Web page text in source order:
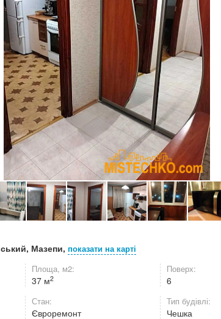
Мазепи, показати на карті
Площа, м2:
37 м2
Поверх:
6
Стан:
Євроремонт
Тип будівлі:
Чешка